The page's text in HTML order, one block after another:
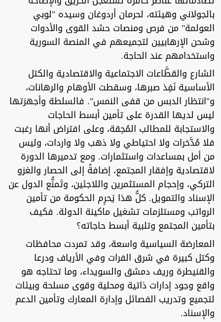
بالجولاني وهيئته، لحرمان أردوغان وسيده "لوبي
العولمة" من فرص ومنصات حشد القوى والأدوات
وشحن الإرهابيين لتجميعهم في المنصة السورية
واستخدامهم عند الحاجة.
الشارع والقطَّاعات الاجتماعية والاقتصادية والكتل
الأساسية نَفِذ صبرها، وسقطت الأوهام والرهانات،
و"انتظار الدبس من قفى النمس". فالسلطة وأجهزتها
ليس لديها القدرة على تأمين أبسط الحاجات
والاستجابة للمطالب المُحِقة، وعلى افتراض أنها رغبت
فلا مُدَّخرات ولا احتياطي ولا ذهب ولا واردات، وليس
من أمل بمساعدات واستثمارات. ومع تدميرها الدورة
لاقتصادية وإفقار المجتمع، إضافةً إلى الحصار والغزو
التركي، وإحجام المستثمرين واللاجئين، وتَمنُّع الدول عن
الإسناد والتمويل. كلُّ هذا يَحرِم الحكومة من تأمين
الرواتب ومستلزمات تشغيل ماكينة الدولة. فكيف
بتأمين المجتمع وتلبية أبسط حاجاته؟
المعارضة السياسية واسعة، وقد تمردت محافظات
وكتل كبيرة في شرق الفرات وفي الأرياف ودرعا
والقنيطرة وريف دمشق والسويداء، وما تحتاجه هو
واقع وجود إدارات ذاتية ومحلية وقوى مسلحة وبيئات
لتجميع وتدريب الفصائل وإدارة المعارك وتأمين الدعم
والإسناد.